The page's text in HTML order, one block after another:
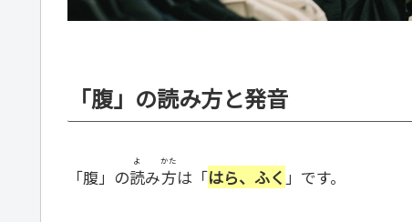
「腹」の読み方と発音
「腹」の読
よ
み方
かた
は「はら、ふく 」です。